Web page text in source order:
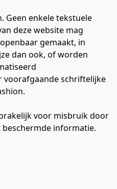
Geen enkele tekstuele
deze website mag
gemaakt, in
dan ook, of worden
voorafgaande schriftelijke
voor misbruik door